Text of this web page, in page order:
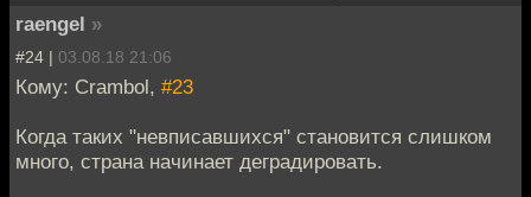
raengel »
#24 | 03.08.18 21:06
Кому: Crambol, #23
Когда таких "невписавшихся" становится слишком
много, страна начинает деградировать.